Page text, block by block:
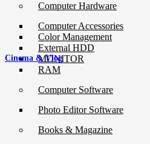
Computer Hardware
Computer Accessories
Color Management
External HDD
MONITOR
RAM
Computer Software
Photo Editor Software
Books & Magazine
Cinema & Vlog